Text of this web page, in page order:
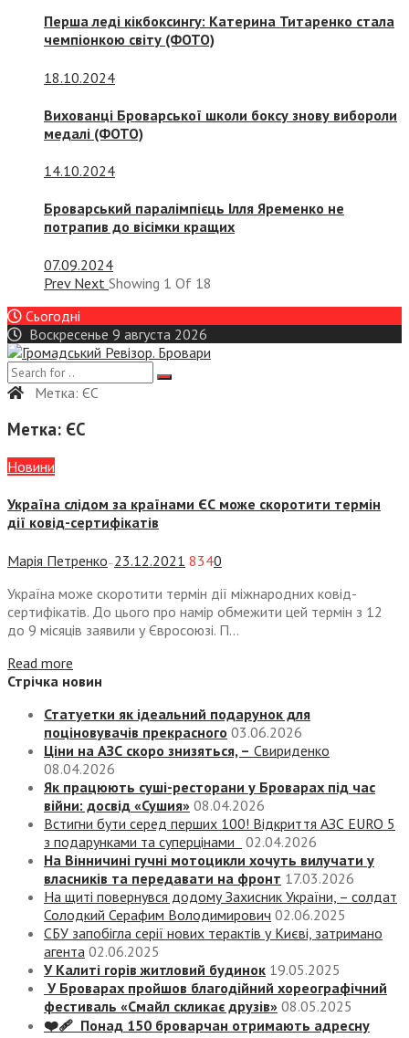
Перша леді кікбоксингу: Катерина Титаренко стала
чемпіонкою світу (ФОТО)
18.10.2024
Вихованці Броварської школи боксу знову вибороли
медалі (ФОТО)
14.10.2024
Броварський паралімпієць Ілля Яременко не
потрапив до вісімки кращих
07.09.2024
Prev Next Showing 1 Of 18
Сьогодні
Воскресенье 9 августа 2026
Метка: ЄС
Метка: ЄС
Новини
Україна слідом за країнами ЄС може скоротити термін
дії ковід-сертифікатів
Марія Петренко — 23.12.2021 8340
Україна може скоротити термін дії міжнародних ковід-
сертифікатів. До цього про намір обмежити цей термін з 12
до 9 місяців заявили у Євросоюзі. П...
Read more
Стрічка новин
Статуетки як ідеальний подарунок для
поціновувачів прекрасного 03.06.2026
Ціни на АЗС скоро знизяться, – Свириденко
08.04.2026
Як працюють суші-ресторани у Броварах під час
війни: досвід «Сушия» 08.04.2026
Встигни бути серед перших 100! Відкриття АЗС EURO 5
з подарунками та суперцінами
02.04.2026
На Вінничині гучні мотоцикли хочуть вилучати у
власників та передавати на фронт 17.03.2026
На щиті повернувся додому Захисник України, – солдат
Солодкий Серафим Володимирович 02.06.2025
СБУ запобігла серії нових терактів у Києві, затримано
агента 02.06.2025
У Калиті горів житловий будинок 19.05.2025
У Броварах пройшов благодійний хореографічний
фестиваль «Смайл скликає друзів» 08.05.2025
❤️‍🩹 Понад 150 броварчан отримають адресну